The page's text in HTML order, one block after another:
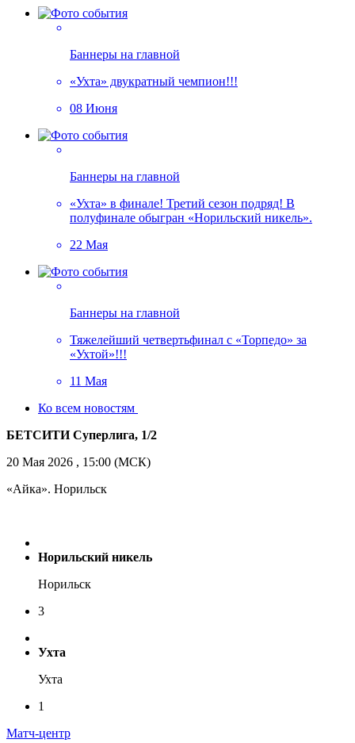
Баннеры на главной
«Ухта» двукратный чемпион!!!
08 Июня
Баннеры на главной
«Ухта» в финале! Третий сезон подряд! В
полуфинале обыгран «Норильский никель».
22 Мая
Баннеры на главной
Тяжелейший четвертьфинал с «Торпедо» за
«Ухтой»!!!
11 Мая
Ко всем новостям
БЕТСИТИ Суперлига, 1/2
20 Мая 2026 , 15:00 (МСК)
«Айка». Норильск
Норильский никель
Норильск
3
Ухта
Ухта
1
Матч-центр